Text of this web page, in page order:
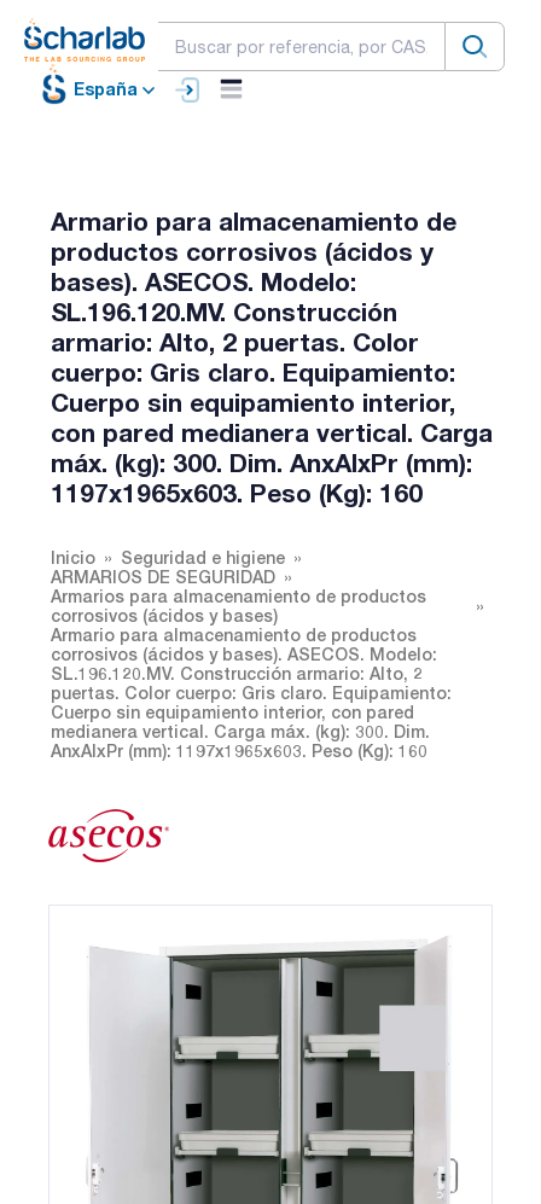
España
Armario para almacenamiento de
productos corrosivos (ácidos y
bases). ASECOS. Modelo:
SL.196.120.MV. Construcción
armario: Alto, 2 puertas. Color
cuerpo: Gris claro. Equipamiento:
Cuerpo sin equipamiento interior,
con pared medianera vertical. Carga
máx. (kg): 300. Dim. AnxAlxPr (mm):
1197x1965x603. Peso (Kg): 160
Inicio
Seguridad e higiene
ARMARIOS DE SEGURIDAD
Armarios para almacenamiento de productos
corrosivos (ácidos y bases)
Armario para almacenamiento de productos
corrosivos (ácidos y bases). ASECOS. Modelo:
SL.196.120.MV. Construcción armario: Alto, 2
puertas. Color cuerpo: Gris claro. Equipamiento:
Cuerpo sin equipamiento interior, con pared
medianera vertical. Carga máx. (kg): 300. Dim.
AnxAlxPr (mm): 1197x1965x603. Peso (Kg): 160